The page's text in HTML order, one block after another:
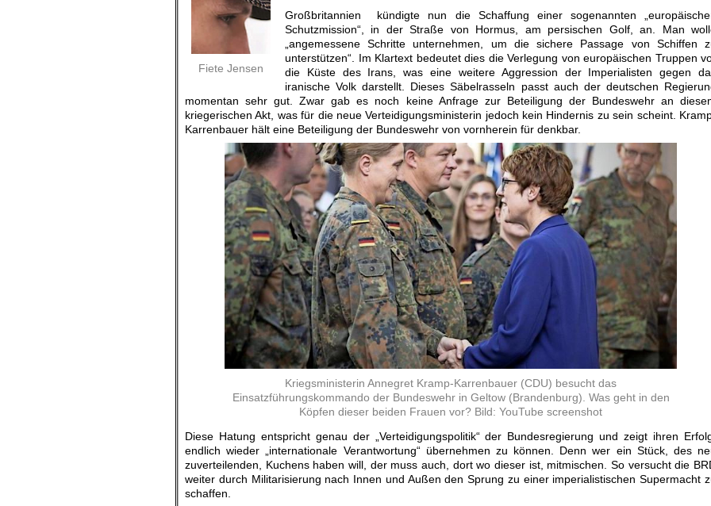
Fiete Jensen
Großbritannien kündigte nun die Schaffung einer sogenannten
Schutzmission“, in der Straße von Hormus, am persischen Golf, an. Man
„angemessene Schritte unternehmen, um die sichere Passage von Schiffen
unterstützen“. Im Klartext bedeutet dies die Verlegung von europäischen Truppen
die Küste des Irans, was eine weitere Aggression der Imperialisten gegen
iranische Volk darstellt. Dieses Säbelrasseln passt auch der deutschen
momentan sehr gut. Zwar gab es noch keine Anfrage zur Beteiligung der Bundeswehr an
kriegerischen Akt, was für die neue Verteidigungsministerin jedoch kein Hindernis zu sein scheint.
Karrenbauer hält eine Beteiligung der Bundeswehr von vornherein für denkbar.
Kriegsministerin Annegret Kramp-Karrenbauer (CDU) besucht das
Einsatzführungskommando der Bundeswehr in Geltow (Brandenburg). Was geht in den
Köpfen dieser beiden Frauen vor? Bild: YouTube screenshot
Diese Hatung entspricht genau der „Verteidigungspolitik“ der Bundesregierung und zeigt ihren
endlich wieder „internationale Verantwortung“ übernehmen zu können. Denn wer ein Stück, des
zuverteilenden, Kuchens haben will, der muss auch, dort wo dieser ist, mitmischen. So versucht die
weiter durch Militarisierung nach Innen und Außen den Sprung zu einer imperialistischen Supermacht
schaffen.